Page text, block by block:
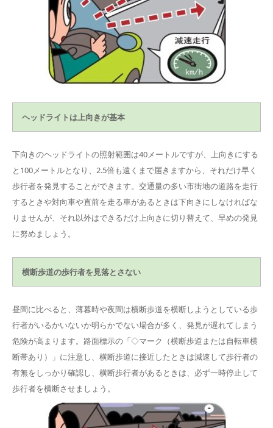
ヘッドライトは上向きが基本
下向きのヘッドライトの照射範囲は40メートルですが、上向きにする
と100メートルとなり、2.5倍も遠くまで届きますから、それだけ早く
歩行者を発見することができます。交通量の多い市街地の道路を走行
するときや対向車や直前を走る車があるときは下向きにしなければな
りませんが、それ以外はできるだけ上向きに切り替えて、早めの発見
に努めましょう。
横断歩道の歩行者を見落とさない
昼間に比べると、薄暮時や夜間は横断歩道を横断しようとしている歩
行者がいるかいないか明らかでない場合が多く、発見が遅れてしまう
危険が高まります。路面標示の「◇マーク（横断歩道または自転車横
断帯あり）」に注意し、横断歩道に接近したときは減速して歩行者の
有無をしっかり確認し、横断歩行者があるときは、必ず一時停止して
歩行者を横断させましょう。